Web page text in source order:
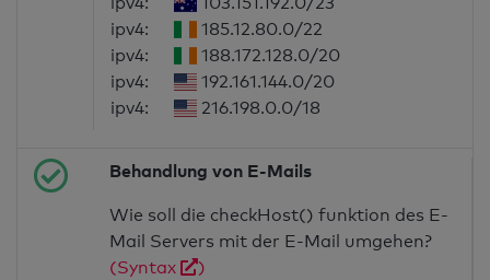
ipv4:
185.12.80.0/22
ipv4:
188.172.128.0/20
ipv4:
192.161.144.0/20
ipv4:
216.198.0.0/18
Behandlung von E-Mails
Wie soll die checkHost() funktion des E-
Mail Servers mit der E-Mail umgehen?
(Syntax
)